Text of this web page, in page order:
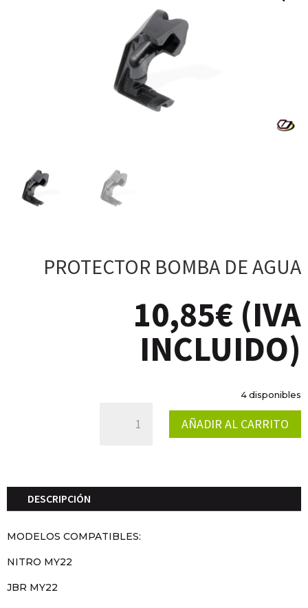
PROTECTOR BOMBA DE AGUA
10,85€ (IVA
INCLUIDO)
4 disponibles
AÑADIR AL CARRITO
DESCRIPCIÓN
MODELOS COMPATIBLES:
NITRO MY22
JBR MY22